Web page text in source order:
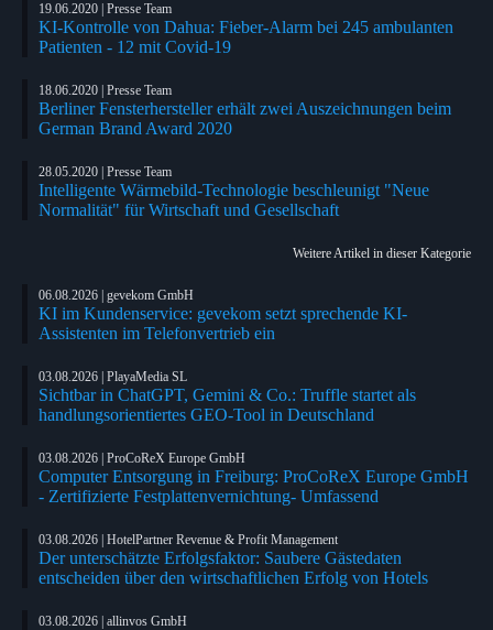
19.06.2020 | Presse Team
KI-Kontrolle von Dahua: Fieber-Alarm bei 245 ambulanten
Patienten - 12 mit Covid-19
18.06.2020 | Presse Team
Berliner Fensterhersteller erhält zwei Auszeichnungen beim
German Brand Award 2020
28.05.2020 | Presse Team
Intelligente Wärmebild-Technologie beschleunigt "Neue
Normalität" für Wirtschaft und Gesellschaft
Weitere Artikel in dieser Kategorie
06.08.2026 | gevekom GmbH
KI im Kundenservice: gevekom setzt sprechende KI-
Assistenten im Telefonvertrieb ein
03.08.2026 | PlayaMedia SL
Sichtbar in ChatGPT, Gemini & Co.: Truffle startet als
handlungsorientiertes GEO-Tool in Deutschland
03.08.2026 | ProCoReX Europe GmbH
Computer Entsorgung in Freiburg: ProCoReX Europe GmbH
- Zertifizierte Festplattenvernichtung- Umfassend
03.08.2026 | HotelPartner Revenue & Profit Management
Der unterschätzte Erfolgsfaktor: Saubere Gästedaten
entscheiden über den wirtschaftlichen Erfolg von Hotels
03.08.2026 | allinvos GmbH